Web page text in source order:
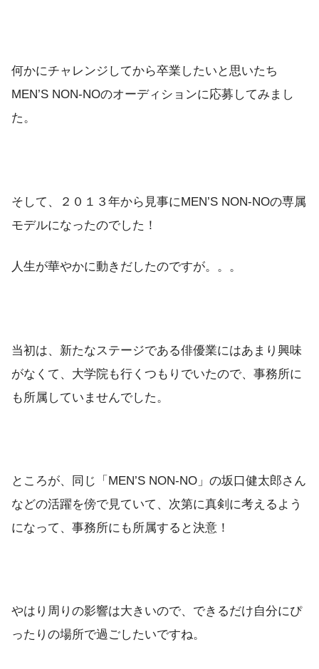
何かにチャレンジしてから卒業したいと思いたち
MEN’S NON-NOのオーディションに応募してみまし
た。
そして、２０１３年から見事にMEN’S NON-NOの専属
モデルになったのでした！
人生が華やかに動きだしたのですが。。。
当初は、新たなステージである俳優業にはあまり興味
がなくて、大学院も行くつもりでいたので、事務所に
も所属していませんでした。
ところが、同じ「MEN’S NON-NO」の坂口健太郎さん
などの活躍を傍で見ていて、次第に真剣に考えるよう
になって、事務所にも所属すると決意！
やはり周りの影響は大きいので、できるだけ自分にぴ
ったりの場所で過ごしたいですね。